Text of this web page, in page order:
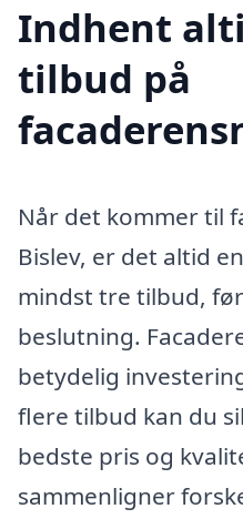
Indhent
tilbud på
Når det kommer til
Bislev, er det altid
mindst tre tilbud,
beslutning.
betydelig
flere tilbud kan du
bedste pris og
sammenligner